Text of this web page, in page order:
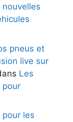
nouvelles
pneus et
live sur
Les
pour
les